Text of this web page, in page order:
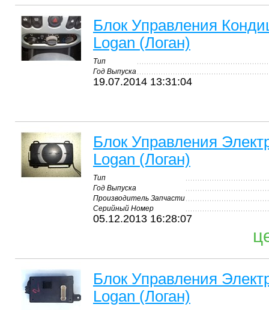
Блок Управления
Logan (Логан)
Тип
Год Выпуска
19.07.2014 13:31:04
Блок Управления
Logan (Логан)
Тип
Год Выпуска
Производитель Запчасти
Серийный Номер
05.12.2013 16:28:07
Блок Управления
Logan (Логан)